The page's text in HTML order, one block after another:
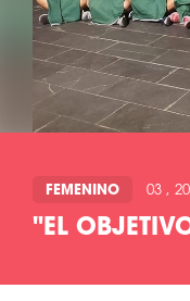
FEMENINO 03 ,
"EL